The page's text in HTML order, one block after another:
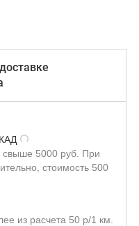
свыше 5000 руб. При
стоимость 500
из расчета 50 р/1 км.